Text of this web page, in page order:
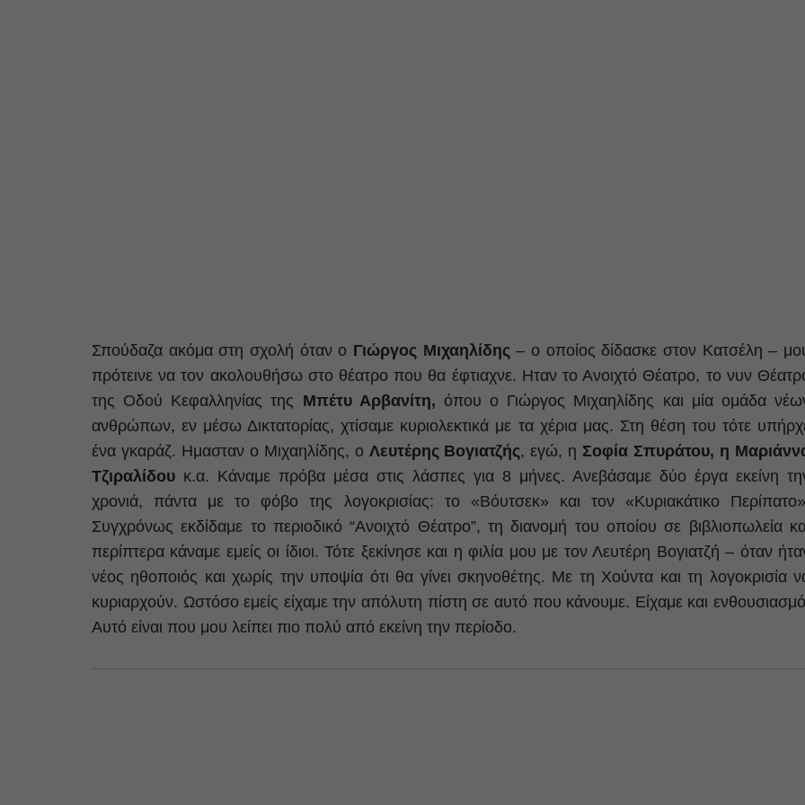
Σπούδαζα ακόμα στη σχολή όταν ο Γιώργος Μιχαηλίδης– ο οποίος δίδασκε στον Κατσέλη –
πρότεινε να τον ακολουθήσω στο θέατρο που θα έφτιαχνε. Ηταν το Ανοιχτό Θέατρο, το νυν
της Οδού Κεφαλληνίας της Μπέτυ Αρβανίτη, όπου ο Γιώργος Μιχαηλίδης και μία ομάδα
ανθρώπων, εν μέσω Δικτατορίας, χτίσαμε κυριολεκτικά με τα χέρια μας. Στη θέση του τότε
ένα γκαράζ. Ημασταν ο Μιχαηλίδης, ο Λευτέρης Βογιατζής, εγώ, η Σοφία Σπυράτου, η
Τζιραλίδου κ.α. Κάναμε πρόβα μέσα στις λάσπες για 8 μήνες. Ανεβάσαμε δύο έργα εκείνη
χρονιά, πάντα με το φόβο της λογοκρισίας: το «Βόυτσεκ» και τον «Κυριακάτικο
Συγχρόνως εκδίδαμε το περιοδικό “Ανοιχτό Θέατρο”, τη διανομή του οποίου σε βιβλιοπωλεία
περίπτερα κάναμε εμείς οι ίδιοι. Τότε ξεκίνησε και η φιλία μου με τον Λευτέρη Βογιατζή – όταν
νέος ηθοποιός και χωρίς την υποψία ότι θα γίνει σκηνοθέτης. Με τη Χούντα και τη λογοκρισία
κυριαρχούν. Ωστόσο εμείς είχαμε την απόλυτη πίστη σε αυτό που κάνουμε. Είχαμε και
Αυτό είναι που μου λείπει πιο πολύ από εκείνη την περίοδο.